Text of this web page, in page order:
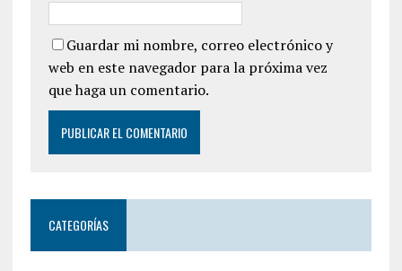
Guardar mi nombre, correo electrónico y
web en este navegador para la próxima vez
que haga un comentario.
CATEGORÍAS